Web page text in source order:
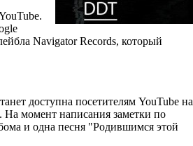
Navigator Records, который
доступна посетителям YouTube на
На момент написания заметки по
и одна песня "Родившимся этой